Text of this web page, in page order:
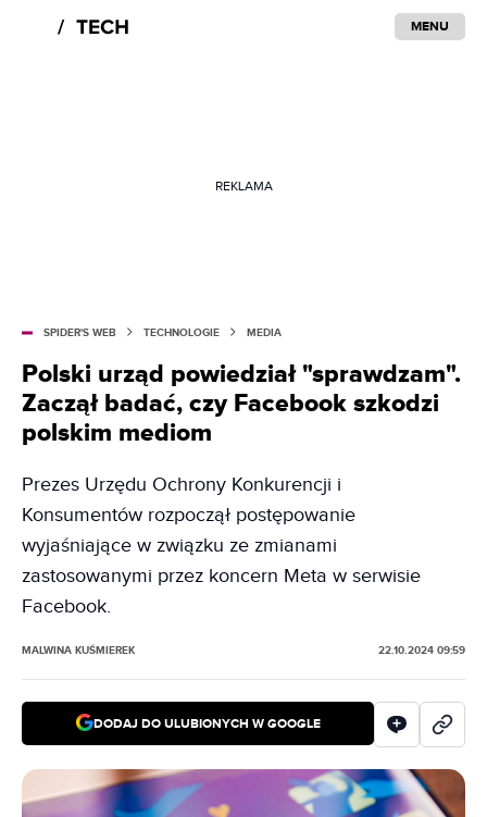
MENU
REKLAMA
SPIDER'S WEB TECHNOLOGIE MEDIA
Polski urząd powiedział "sprawdzam".
Zaczął badać, czy Facebook szkodzi
polskim mediom
Prezes Urzędu Ochrony Konkurencji i
Konsumentów rozpoczął postępowanie
wyjaśniające w związku ze zmianami
zastosowanymi przez koncern Meta w serwisie
Facebook.
MALWINA KUŚMIEREK 22.10.2024 09:59
DODAJ DO ULUBIONYCH W GOOGLE